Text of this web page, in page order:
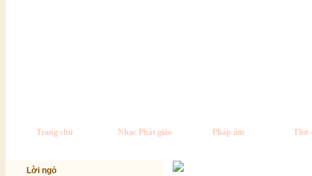
Trang chủ Nhạc Phật giáo Pháp âm Thơ
Lời ngỏ